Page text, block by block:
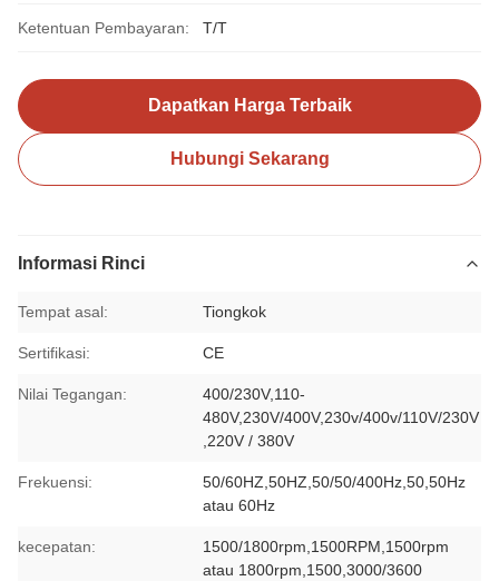
Ketentuan Pembayaran: T/T
Dapatkan Harga Terbaik
Hubungi Sekarang
Informasi Rinci
Tempat asal: Tiongkok
Sertifikasi: CE
Nilai Tegangan:
400/230V,110-
480V,230V/400V,230v/400v/110V/230V
,220V / 380V
Frekuensi:
50/60HZ,50HZ,50/50/400Hz,50,50Hz
atau 60Hz
kecepatan:
1500/1800rpm,1500RPM,1500rpm
atau 1800rpm,1500,3000/3600